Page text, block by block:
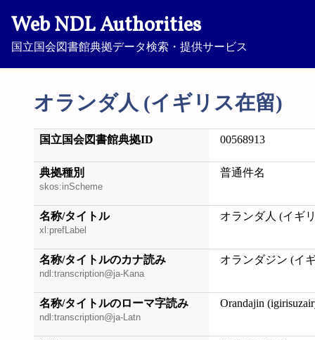
Web NDL Authorities
国立国会図書館典拠データ検索・提供サービス
オランダ人 (イギリス在留)
国立国会図書館典拠ID 00568913
典拠種別
skos:inScheme
普通件名
名称/タイトル
xl:prefLabel
オランダ人 (イギ
名称/タイトルのカナ読み
ndl:transcription@ja-Kana
オランダジン (イ
名称/タイトルのローマ字読み
ndl:transcription@ja-Latn
Orandajin